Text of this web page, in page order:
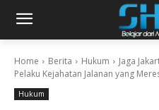
Home Berita Hukum
Jaga
Pelaku Kejahatan Jalanan yang
Hukum